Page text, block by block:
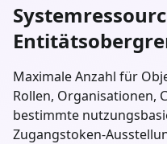
Maximale Anzahl für
Rollen, Organisationen,
bestimmte
Zugangstoken-